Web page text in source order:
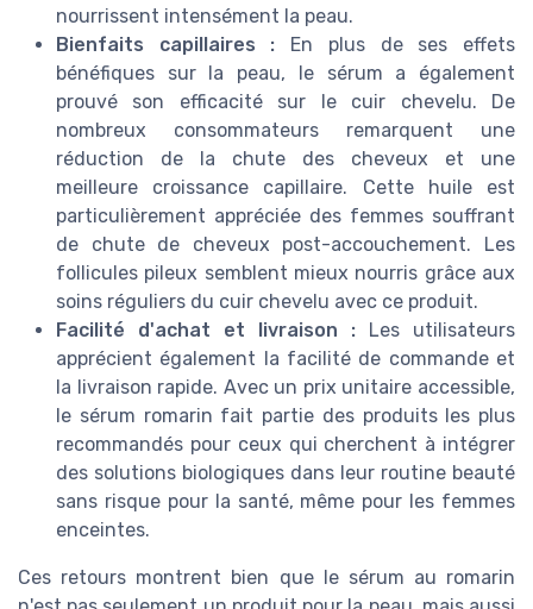
nourrissent intensément la peau.
Bienfaits capillaires : En plus de ses effets
bénéfiques sur la peau, le sérum a également
prouvé son efficacité sur le cuir chevelu. De
nombreux consommateurs remarquent une
réduction de la chute des cheveux et une
meilleure croissance capillaire. Cette huile est
particulièrement appréciée des femmes souffrant
de chute de cheveux post-accouchement. Les
follicules pileux semblent mieux nourris grâce aux
soins réguliers du cuir chevelu avec ce produit.
Facilité d'achat et livraison : Les utilisateurs
apprécient également la facilité de commande et
la livraison rapide. Avec un prix unitaire accessible,
le sérum romarin fait partie des produits les plus
recommandés pour ceux qui cherchent à intégrer
des solutions biologiques dans leur routine beauté
sans risque pour la santé, même pour les femmes
enceintes.
Ces retours montrent bien que le sérum au romarin